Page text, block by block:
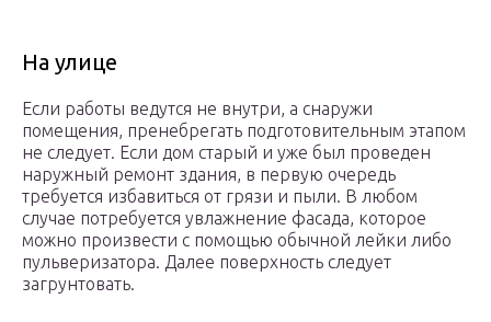
На улице
Если работы ведутся не внутри, а снаружи
помещения, пренебрегать подготовительным этапом
не следует. Если дом старый и уже был проведен
наружный ремонт здания, в первую очередь
требуется избавиться от грязи и пыли. В любом
случае потребуется увлажнение фасада, которое
можно произвести с помощью обычной лейки либо
пульверизатора. Далее поверхность следует
загрунтовать.